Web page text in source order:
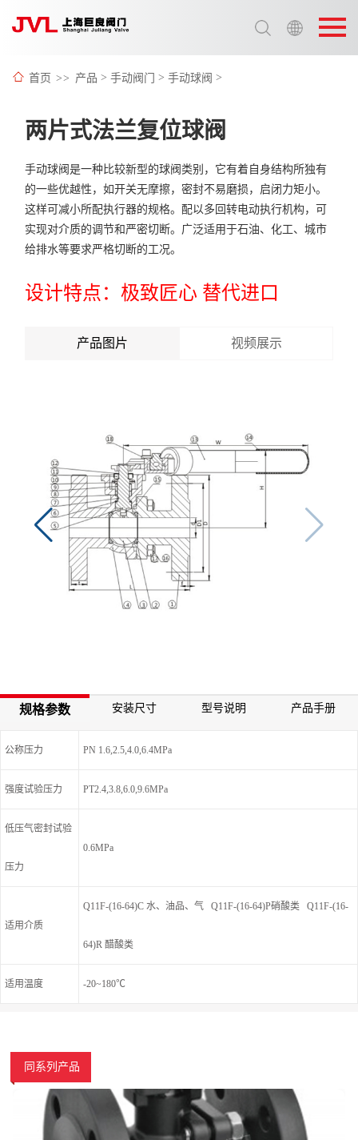
选择语言:
英语 / English
首页 >> 产品 > 手动阀门 > 手动球阀 >
两片式法兰复位球阀
手动球阀是一种比较新型的球阀类别，它有着自身结构所独有
的一些优越性，如开关无摩擦，密封不易磨损，启闭力矩小。
这样可减小所配执行器的规格。配以多回转电动执行机构，可
实现对介质的调节和严密切断。广泛适用于石油、化工、城市
给排水等要求严格切断的工况。
设计特点：极致匠心 替代进口
产品图片 视频展示
规格参数 安装尺寸 型号说明 产品手册
公称压力 PN 1.6,2.5,4.0,6.4MPa
强度试验压力 PT2.4,3.8,6.0,9.6MPa
低压气密封试验
压力
0.6MPa
适用介质
Q11F-(16-64)C 水、油品、气 Q11F-(16-64)P硝酸类 Q11F-(16-
64)R 醋酸类
适用温度 -20~180℃
同系列产品